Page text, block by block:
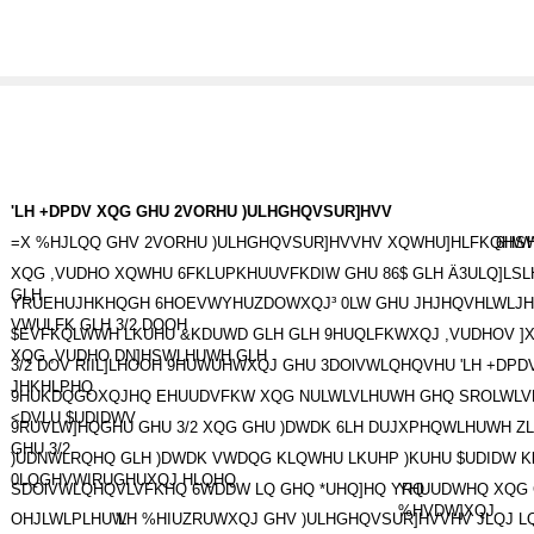
'LH +DPDV XQG GHU 2VORHU )ULHGHQVSUR]HVV
=X %HJLQQ GHV 2VORHU )ULHGHQVSUR]HVVHV
XQG ,VUDHO XQWHU 6FKLUPKHUUVFKDIW GHU 86$ GLH
GLH
YRUEHUJHKHQGH 6HOEVWYHUZDOWXQJ³ 0LW GHU
VWULFK GLH 3/2 DOOH
$EVFKQLWWH LKUHU &KDUWD GLH GLH 9HUQLFKWXQJ ,VUDHOV
XQG ,VUDHO DN]HSWLHUWH GLH
3/2 DOV RIIL]LHOOH 9HUWUHWXQJ GHU 3DOlVWLQHQVHU 'LH
JHKHLPHQ
9HUKDQGOXQJHQ EHUUDVFKW XQG NULWLVLHUWH GHQ
<DVLU $UDIDWV
9RUVLW]HQGHU GHU 3/2 XQG GHU )DWDK 6LH DUJXPHQWLHUWH
GHU 3/2
)UDNWLRQHQ GLH )DWDK VWDQG KLQWHU LKUHP )KUHU $UDIDW
0LQGHVWIRUGHUXQJ HLQHQ
SDOlVWLQHQVLVFKHQ 6WDDW LQ GHQ *UHQ]HQ YRQYHUUDWHQ XQG
%HVDW]XQJ
OHJLWLPLHUW'LH %HIUZRUWXQJ GHV )ULHGHQVSUR]HVVHV JLQJ